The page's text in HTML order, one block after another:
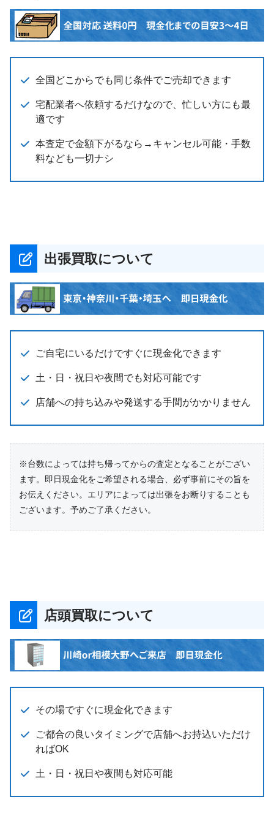
全国どこからでも同じ条件でご売却できます
宅配業者へ依頼するだけなので、忙しい方にも最
適です
本査定で金額下がるなら→キャンセル可能・手数
料なども一切ナシ
出張買取について
ご自宅にいるだけですぐに現金化できます
土・日・祝日や夜間でも対応可能です
店舗への持ち込みや発送する手間がかかりません
※台数によっては持ち帰ってからの査定となることがござい
ます。即日現金化をご希望される場合、必ず事前にその旨を
お伝えください。エリアによっては出張をお断りすることも
ございます。予めご了承ください。
店頭買取について
その場ですぐに現金化できます
ご都合の良いタイミングで店舗へお持込いただけ
ればOK
土・日・祝日や夜間も対応可能